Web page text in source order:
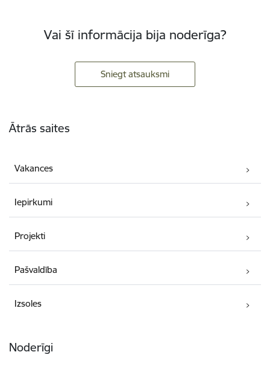
Vai šī informācija bija noderīga?
Sniegt atsauksmi
Ātrās saites
Vakances
Iepirkumi
Projekti
Pašvaldība
Izsoles
Noderīgi